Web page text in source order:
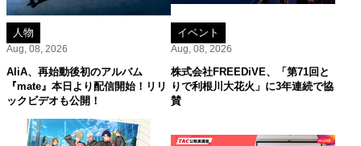
人物
Aug, 08, 2026
AliA、再始動後初のアルバム
『mate』本日より配信開始！リリ
ックビデオも公開！
イベント
Aug, 08, 2026
株式会社FREEDiVE、「第71回と
りで利根川大花火」に3年連続で協
賛